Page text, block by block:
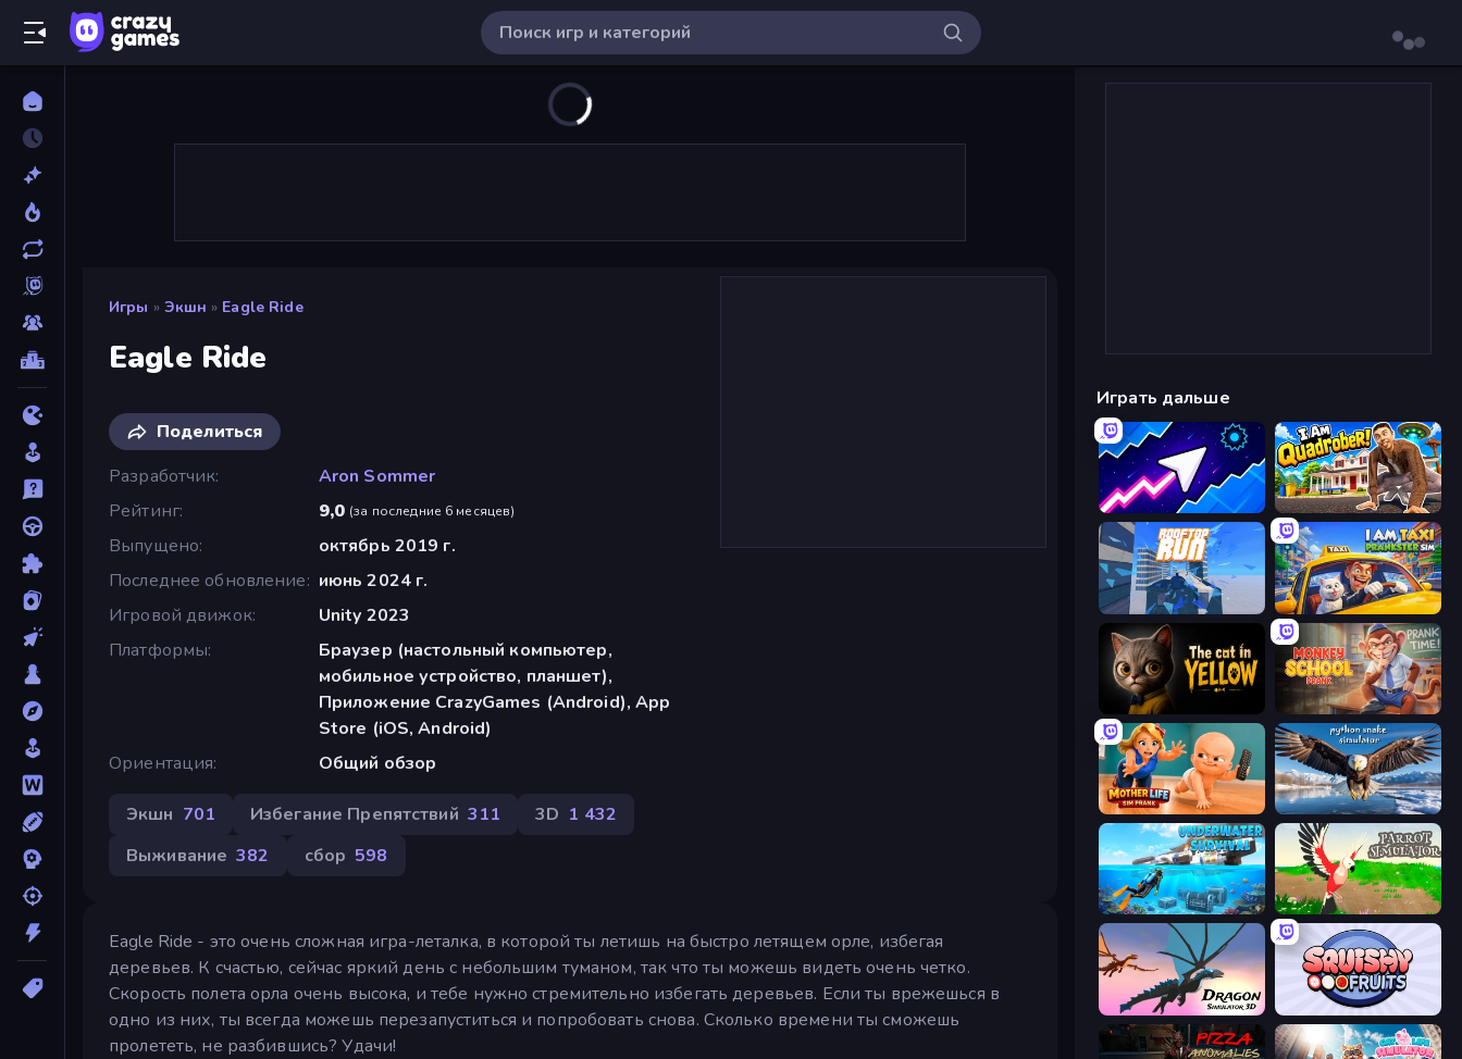
Игры » Экшн » Eagle Ride
Eagle Ride
Поделиться
Разработчик
Aron Sommer
Рейтинг
9,0 (за последние 6 месяцев)
Выпущено
октябрь 2019 г.
Последнее обновление
июнь 2024 г.
Игровой движок
Unity 2023
Платформы
Браузер (настольный компьютер,
мобильное устройство, планшет),
Приложение CrazyGames (Android), App
Store (iOS, Android)
Ориентация
Общий обзор
Экшн 701 Избегание Препятствий 311 3D 1 432
Выживание 382 сбор 598
Eagle Ride - это очень сложная игра-леталка, в которой ты летишь на быстро летящем орле, избегая
деревьев. К счастью, сейчас яркий день с небольшим туманом, так что ты можешь видеть очень четко.
Скорость полета орла очень высока, и тебе нужно стремительно избегать деревьев. Если ты врежешься в
одно из них, ты всегда можешь перезапуститься и попробовать снова. Сколько времени ты сможешь
пролететь, не разбившись? Удачи!
Играть дальше
Space Waves I Am Quadrober!
Rooftop Run I Am Taxi Prankster Sim
The Cat in Yellow Monkey School Prank
Mother Life Simulator: Prank Python Snake Simulator
Underwater Survival: Deep Dive Parrot Simulator
Dragon Simulator 3D Squishy Fruits